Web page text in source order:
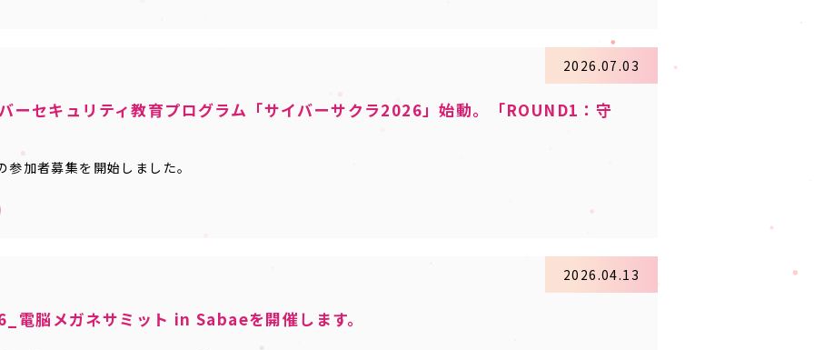
2026.07.03
ーセキュリティ教育プログラム「サイバーサクラ2026」始動。「ROUND1：守
加者募集を開始しました。
2026.04.13
電脳メガネサミット in Sabaeを開催します。